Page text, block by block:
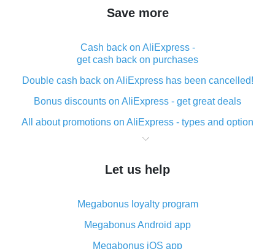
Save more
Cash back on AliExpress -
get cash back on purchases
Double cash back on AliExpress has been cancelled!
Bonus discounts on AliExpress - get great deals
All about promotions on AliExpress - types and option
What is cash back when making purchases on
The best place to download cash back for AliExpress
What is the AliExpress cash back plugin and what are
its advantages
Cash back from the AliExpress mobile app -
Let us help
Megabonus loyalty program
Megabonus Android app
Megabonus iOS app